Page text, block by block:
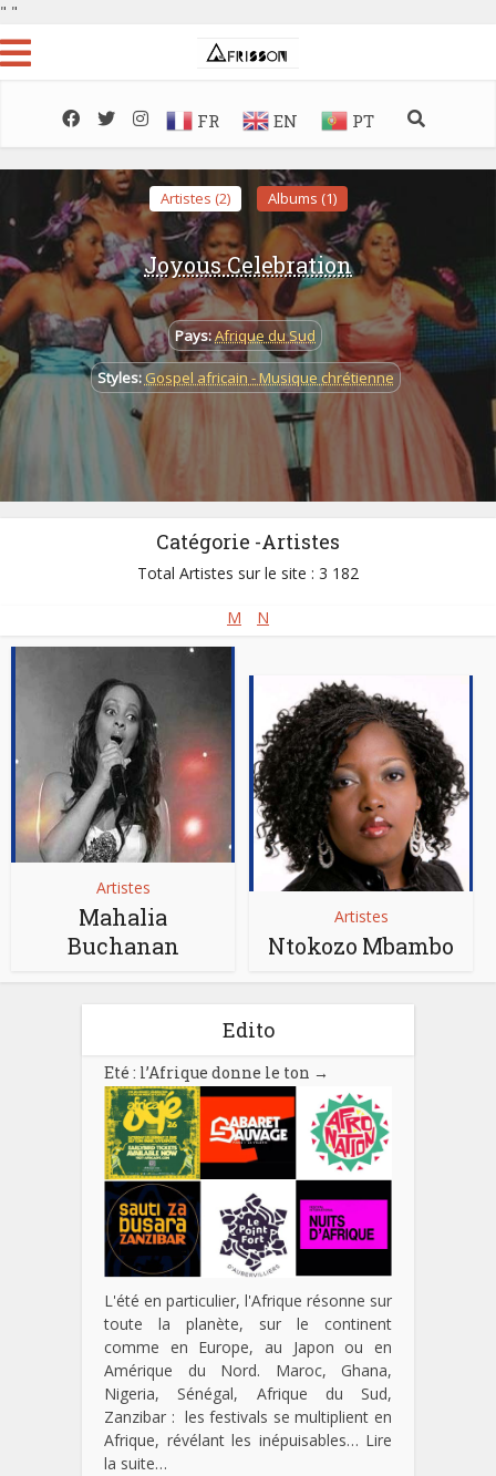
" "
FR EN PT
Artistes (2) Albums (1)
Joyous Celebration
Pays:Afrique du Sud
Styles: Gospel africain - Musique chrétienne
Catégorie -Artistes
Total Artistes sur le site : 3 182
M N
Artistes
Mahalia
Buchanan
Artistes
Ntokozo Mbambo
Edito
Eté : l’Afrique donne le ton →
L'été en particulier, l'Afrique résonne sur
toute la planète, sur le continent
comme en Europe, au Japon ou en
Amérique du Nord. Maroc, Ghana,
Nigeria, Sénégal, Afrique du Sud,
Zanzibar : les festivals se multiplient en
Afrique, révélant les inépuisables… Lire
la suite…